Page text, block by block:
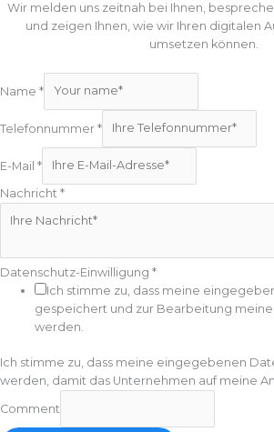
Wir melden uns zeitnah bei Ihnen,
und zeigen Ihnen, wie wir Ihren digitalen
umsetzen können.
Name *
Telefonnummer *
E-Mail *
Nachricht *
Datenschutz-Einwilligung *
Ich stimme zu, dass meine
gespeichert und zur Bearbeitung
werden.
Ich stimme zu, dass meine eingegebenen
werden, damit das Unternehmen auf meine
Comment